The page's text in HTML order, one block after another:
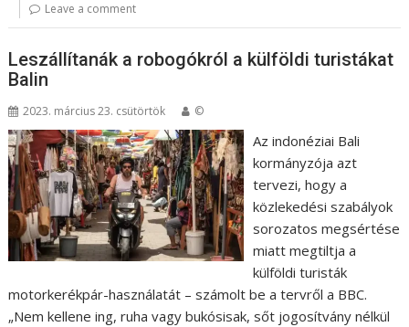
Leave a comment
Leszállítanák a robogókról a külföldi turistákat
Balin
2023. március 23. csütörtök ©
Az indonéziai Bali
kormányzója azt
tervezi, hogy a
közlekedési szabályok
sorozatos megsértése
miatt megtiltja a
külföldi turisták
motorkerékpár-használatát – számolt be a tervről a BBC.
„Nem kellene ing, ruha vagy bukósisak, sőt jogosítvány nélkül